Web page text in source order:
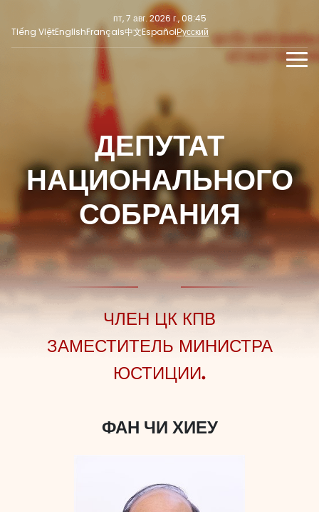
пт, 7 авг. 2026 г., 08:45
Tiếng ViệtEnglishFrançais中文EspañolРусский
Последние новости
Фокус внимания
Мнение
МУЛЬТИМЕДИА
СОЦИАЛЬНЫЕ НОВОСТИ
ПРЕСС-РЕЛИЗДЕПУТАТ
НАЦИОНАЛЬНОГО
СОБРАНИЯ
ЧЛЕН ЦК КПВ
ЗАМЕСТИТЕЛЬ МИНИСТРА
ЮСТИЦИИ.
ФАН ЧИ ХИЕУ